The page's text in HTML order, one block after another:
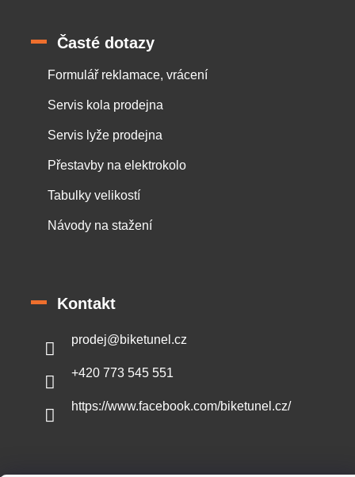
Časté dotazy
Formulář reklamace, vrácení
Servis kola prodejna
Servis lyže prodejna
Přestavby na elektrokolo
Tabulky velikostí
Návody na stažení
Kontakt
prodej@biketunel.cz
+420 773 545 551
https://www.facebook.com/biketunel.cz/